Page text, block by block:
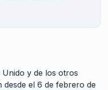
Unido y de los otros
desde el 6 de febrero de